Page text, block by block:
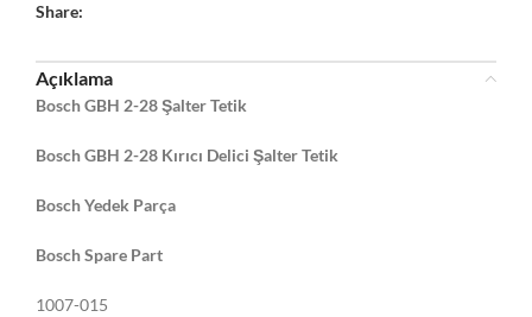
Share:
Açıklama
Bosch GBH 2-28 Şalter Tetik
Bosch GBH 2-28 Kırıcı Delici Şalter Tetik
Bosch Yedek Parça
Bosch Spare Part
1007-015